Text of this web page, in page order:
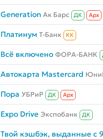
Generation Ак Барс ДК Aрх
Платинум Т-Банк КК
Всё включено ФОРА-БАНК
Автокарта Mastercard
Пора УБРиР ДК Aрх
Expo Drive Экспобанк ДК
Твой кэшбэк, выданные с